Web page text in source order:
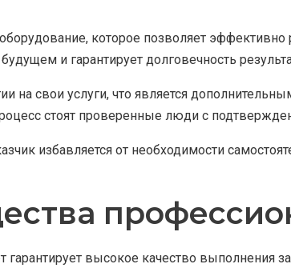
которое позволяет
и гарантирует долговечность
на свои услуги, что является
стоят проверенные люди с
избавляется от необходимости
высокое качество выполнения